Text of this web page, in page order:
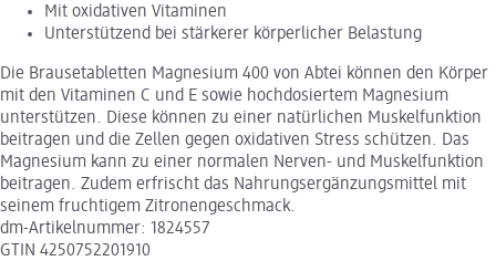
Mit oxidativen Vitaminen
Unterstützend bei stärkerer körperlicher Belastung
Die Brausetabletten Magnesium 400 von Abtei können den Körper
mit den Vitaminen C und E sowie hochdosiertem Magnesium
unterstützen. Diese können zu einer natürlichen Muskelfunktion
beitragen und die Zellen gegen oxidativen Stress schützen. Das
Magnesium kann zu einer normalen Nerven- und Muskelfunktion
beitragen. Zudem erfrischt das Nahrungsergänzungsmittel mit
seinem fruchtigem Zitronengeschmack.
dm-Artikelnummer: 1824557
GTIN 4250752201910